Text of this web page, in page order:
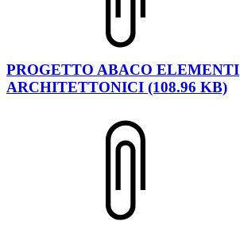
PROGETTO ABACO ELEMENTI
ARCHITETTONICI (108.96 KB)